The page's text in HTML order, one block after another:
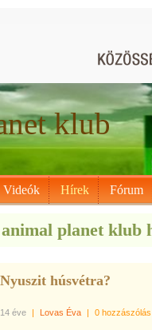
klub
Videók Hírek Fórum
animal planet klub
Nyuszit húsvétra?
14 éve | Lovas Éva | 0 hozzászólás